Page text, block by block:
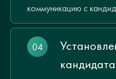
коммуникацию с